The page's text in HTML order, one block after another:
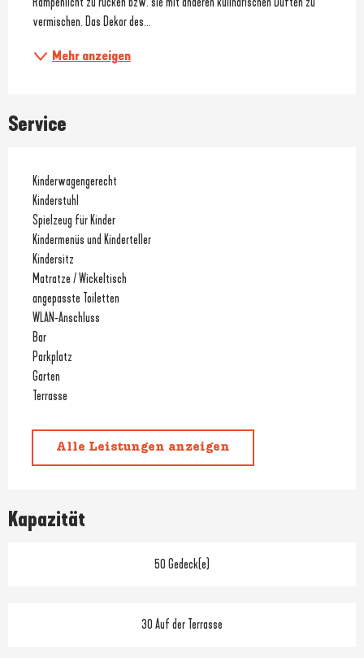
vermischen. Das Dekor des...
Mehr anzeigen
Service
Kinderwagengerecht
Kinderstuhl
Spielzeug für Kinder
Kindermenüs und Kinderteller
Kindersitz
Matratze / Wickeltisch
angepasste Toiletten
WLAN-Anschluss
Bar
Parkplatz
Garten
Terrasse
Alle Leistungen anzeigen
Kapazität
50 Gedeck(e)
30 Auf der Terrasse